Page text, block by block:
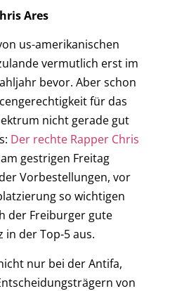
Ares
us-amerikanischen
vermutlich erst im
bevor. Aber schon
für das
nicht gerade gut
Der rechte Rapper Chris
gestrigen Freitag
Vorbestellungen, vor
so wichtigen
der Freiburger gute
in der Top-5 aus.
nur bei der Antifa,
von